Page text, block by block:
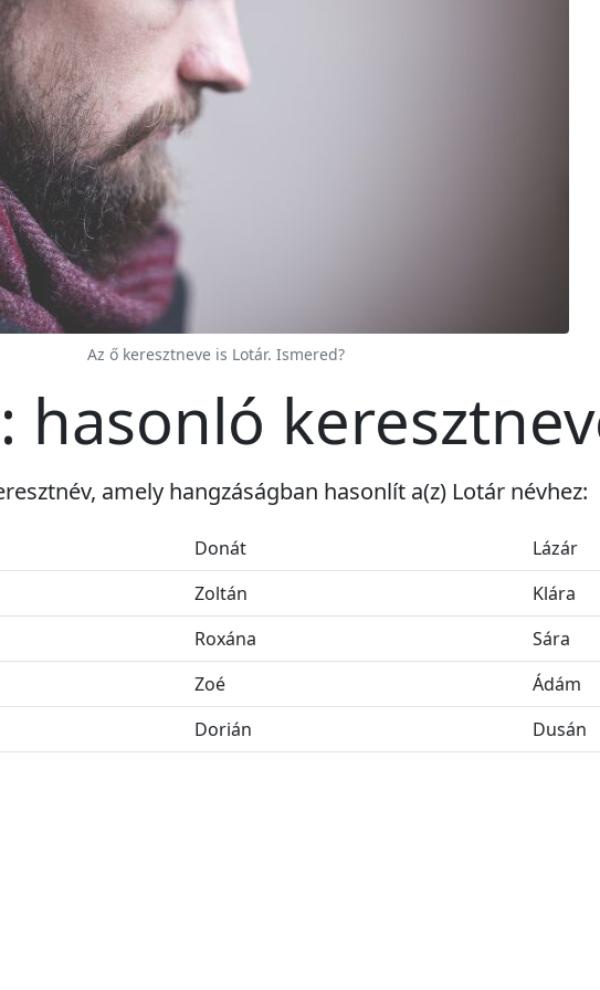
Az ő keresztneve is Lotár. Ismered?
hasonló
amely hangzáságban hasonlít a(z) Lotár névhez:
Donát
Lázár
Zoltán
Klára
Roxána
Sára
Zoé
Ádám
Dorián Dusán